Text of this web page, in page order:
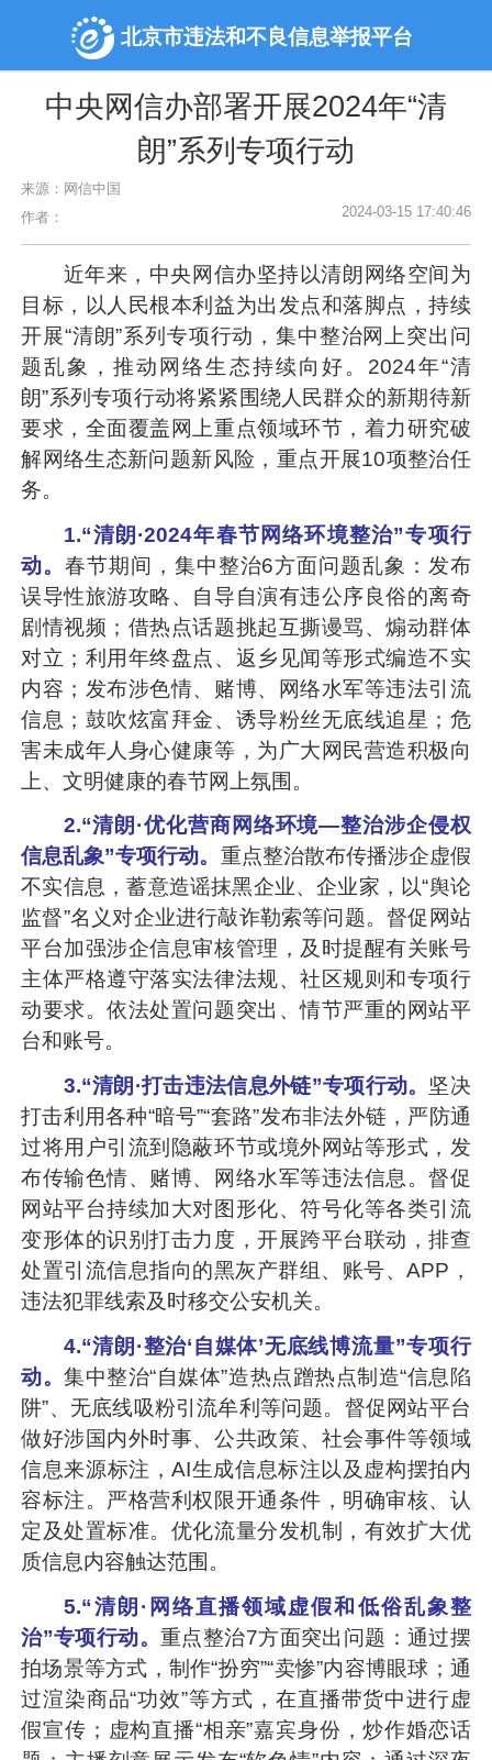
北京市违法和不良信息举报平台
中央网信办部署开展2024年“清
朗”系列专项行动
来源：网信中国
作者：
2024-03-15 17:40:46
近年来，中央网信办坚持以清朗网络空间为
目标，以人民根本利益为出发点和落脚点，持续
开展“清朗”系列专项行动，集中整治网上突出问
题乱象，推动网络生态持续向好。2024年“清
朗”系列专项行动将紧紧围绕人民群众的新期待新
要求，全面覆盖网上重点领域环节，着力研究破
解网络生态新问题新风险，重点开展10项整治任
务。
1.“清朗·2024年春节网络环境整治”专项行
动。春节期间，集中整治6方面问题乱象：发布
误导性旅游攻略、自导自演有违公序良俗的离奇
剧情视频；借热点话题挑起互撕谩骂、煽动群体
对立；利用年终盘点、返乡见闻等形式编造不实
内容；发布涉色情、赌博、网络水军等违法引流
信息；鼓吹炫富拜金、诱导粉丝无底线追星；危
害未成年人身心健康等，为广大网民营造积极向
上、文明健康的春节网上氛围。
2.“清朗·优化营商网络环境—整治涉企侵权
信息乱象”专项行动。 重点整治散布传播涉企虚假
不实信息，蓄意造谣抹黑企业、企业家，以“舆论
监督”名义对企业进行敲诈勒索等问题。督促网站
平台加强涉企信息审核管理，及时提醒有关账号
主体严格遵守落实法律法规、社区规则和专项行
动要求。依法处置问题突出、情节严重的网站平
台和账号。
3.“清朗·打击违法信息外链”专项行动。 坚决
打击利用各种“暗号”“套路”发布非法外链，严防通
过将用户引流到隐蔽环节或境外网站等形式，发
布传输色情、赌博、网络水军等违法信息。督促
网站平台持续加大对图形化、符号化等各类引流
变形体的识别打击力度，开展跨平台联动，排查
处置引流信息指向的黑灰产群组、账号、APP，
违法犯罪线索及时移交公安机关。
4.“清朗·整治‘自媒体’无底线博流量”专项行
动。集中整治“自媒体”造热点蹭热点制造“信息陷
阱”、无底线吸粉引流牟利等问题。督促网站平台
做好涉国内外时事、公共政策、社会事件等领域
信息来源标注，AI生成信息标注以及虚构摆拍内
容标注。严格营利权限开通条件，明确审核、认
定及处置标准。优化流量分发机制，有效扩大优
质信息内容触达范围。
5.“清朗·网络直播领域虚假和低俗乱象整
治”专项行动。重点整治7方面突出问题：通过摆
拍场景等方式，制作“扮穷”“卖惨”内容博眼球；通
过渲染商品“功效”等方式，在直播带货中进行虚
假宣传；虚构直播“相亲”嘉宾身份，炒作婚恋话